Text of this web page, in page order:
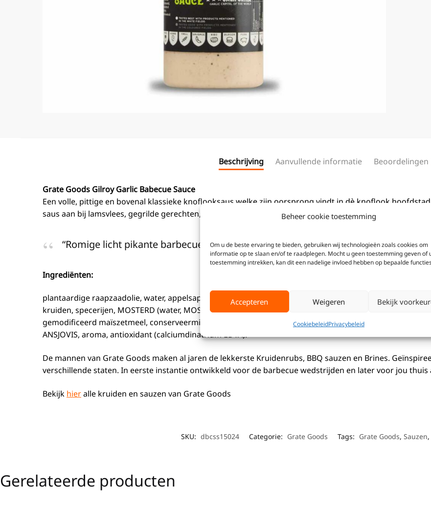
Beheer cookie toestemming
Om u de beste ervaring te bieden, gebruiken wij technologieën zoals cookies om
informatie op te slaan en/of te raadplegen. Mocht u geen toestemming geven of
toestemming intrekken, kan dit een nadelige invloed hebben op bepaalde
Accepteren Weigeren Bekijk
CookiebeleidPrivacybeleid
Beschrijving Aanvullende informatie Beoordelingen
Grate Goods Gilroy Garlic Babecue Sauce
Een volle, pittige en bovenal klassieke knoflooksaus welke zijn oorsprong vindt in dè knoflook
saus aan bij lamsvlees, gegrilde gerechten, kebab, gyros, worst, brood en nog veel meer lekkernijen.
“Romige licht pikante barbecuesaus met knoflook, oorspronkelijk uit de
Ingrediënten:
plantaardige raapzaadolie, water, appelsap, suiker, scharrelkippen EIGEEL, knoflook (3,5%), ciderazijn
kruiden, specerijen, MOSTERD (water, MOSTERDZADEN, azijn, specerijen), moutazijn (GERST), azijn,
gemodificeerd maïszetmeel, conserveermiddel (kaliumsorbaat), melasse, kleurstof (caroteen),
ANSJOVIS, aroma, antioxidant (calciumdinatrium EDTA).
De mannen van Grate Goods maken al jaren de lekkerste Kruidenrubs, BBQ sauzen en Brines.
verschillende staten. In eerste instantie ontwikkeld voor de barbecue wedstrijden en later voor jou thuis
Bekijk hieralle kruiden en sauzen van Grate Goods
SKU: dbcss15024 Categorie: Grate Goods Tags: Grate Goods, Sauzen,
Gerelateerde producten